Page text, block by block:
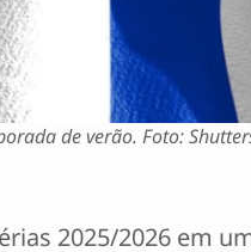
de verão. Foto:
2025/2026 em